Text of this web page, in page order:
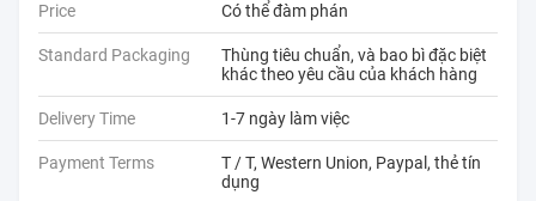
Price Có thể đàm phán
Standard Packaging
Thùng tiêu chuẩn, và bao bì đặc biệt
khác theo yêu cầu của khách hàng
Delivery Time 1-7 ngày làm việc
Payment Terms
T / T, Western Union, Paypal, thẻ tín
dụng